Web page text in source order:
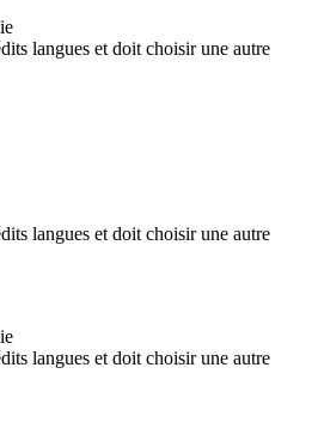
langues et doit choisir une autre
langues et doit choisir une autre
langues et doit choisir une autre